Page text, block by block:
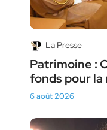
La Presse
Patrimoine :
fonds pour la
6 août 2026